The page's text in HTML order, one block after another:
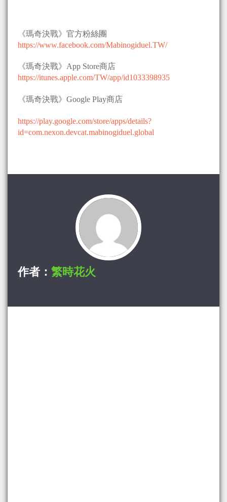
《瑪奇決戰》官方粉絲團
https://www.facebook.com/Mabinogiduel.TW/
《瑪奇決戰》App Store商店
https://itunes.apple.com/TW/app/id1033398935
《瑪奇決戰》Google Play商店
https://play.google.com/store/apps/details?
id=com.nexon.devcat.mabinogiduel.global
作者： 繁時花火